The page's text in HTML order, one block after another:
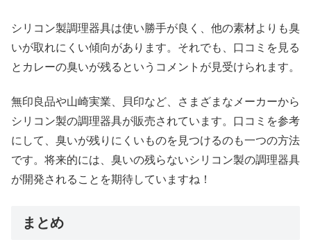
シリコン製調理器具は使い勝手が良く、他の素材よりも臭
いが取れにくい傾向があります。それでも、口コミを見る
とカレーの臭いが残るというコメントが見受けられます。
無印良品や山崎実業、貝印など、さまざまなメーカーから
シリコン製の調理器具が販売されています。口コミを参考
にして、臭いが残りにくいものを見つけるのも一つの方法
です。将来的には、臭いの残らないシリコン製の調理器具
が開発されることを期待していますね！
まとめ